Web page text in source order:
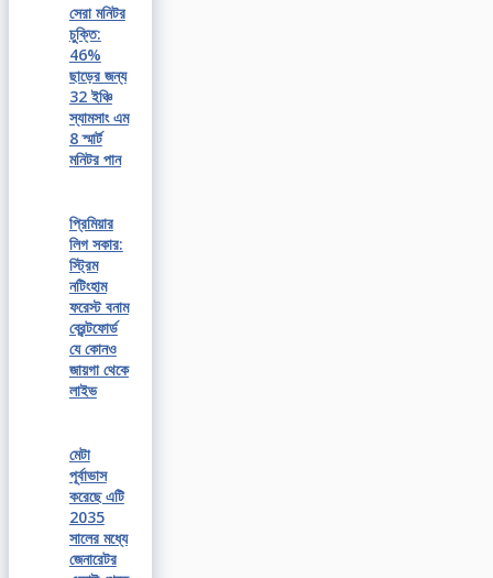
সেরা মনিটর
চুক্তি:
46%
ছাড়ের জন্য
32 ইঞ্চি
স্যামসাং এম
8 স্মার্ট
মনিটর পান
প্রিমিয়ার
লিগ সকার:
স্ট্রিম
নটিংহাম
ফরেস্ট বনাম
ব্রেন্টফোর্ড
যে কোনও
জায়গা থেকে
লাইভ
মেটা
পূর্বাভাস
করেছে এটি
2035
সালের মধ্যে
জেনারেটর